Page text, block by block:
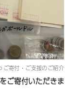
ご寄付・ご支援のご紹介
ご寄付いただきま